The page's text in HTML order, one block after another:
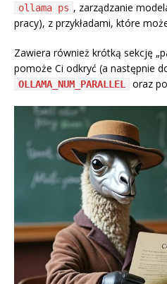
ollama ps , zarządzanie
pracy), z przykładami, które
Zawiera również krótką sekcję
pomoże Ci odkryć (a następnie
OLLAMA_NUM_PARALLEL oraz